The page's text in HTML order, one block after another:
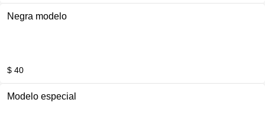
Negra modelo
$ 40
Modelo especial